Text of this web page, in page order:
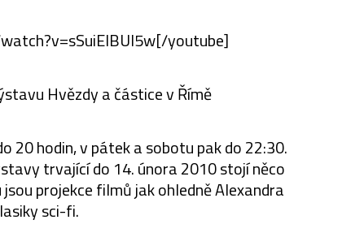
youtube]
Hvězdy a částice v Římě
20 hodin, v pátek a sobotu pak do 22:30.
trvající do 14. února 2010 stojí něco
projekce filmů jak ohledně Alexandra
sci-fi.